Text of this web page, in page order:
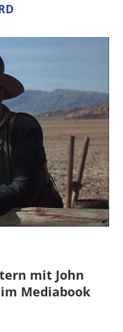
mit John
Mediabook